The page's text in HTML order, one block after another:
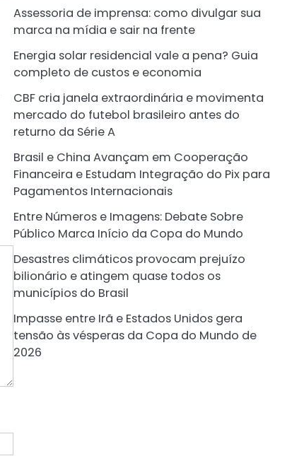
Assessoria de imprensa: como divulgar sua
marca na mídia e sair na frente
Energia solar residencial vale a pena? Guia
completo de custos e economia
CBF cria janela extraordinária e movimenta
mercado do futebol brasileiro antes do
returno da Série A
Brasil e China Avançam em Cooperação
Financeira e Estudam Integração do Pix para
Pagamentos Internacionais
Entre Números e Imagens: Debate Sobre
Público Marca Início da Copa do Mundo
Desastres climáticos provocam prejuízo
bilionário e atingem quase todos os
municípios do Brasil
Impasse entre Irã e Estados Unidos gera
tensão às vésperas da Copa do Mundo de
2026